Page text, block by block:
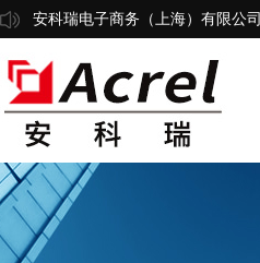
安科瑞电子商务（上海）有限公司